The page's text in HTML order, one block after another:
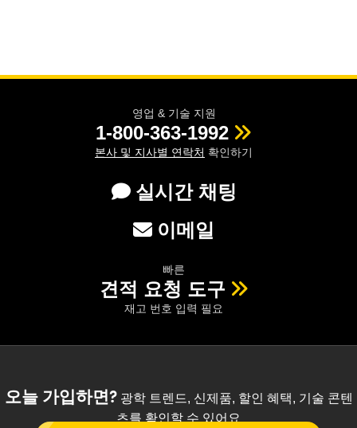
영업 & 기술 지원
1-800-363-1992
본사 및 지사별 연락처 확인하기
실시간 채팅
이메일
빠른
견적 요청 도구
재고 번호 입력 필요
오늘 가입하면?광학 트렌드, 신제품, 할인 혜택, 기술 콘텐
츠를 확인할 수 있어요